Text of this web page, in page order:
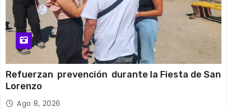
Refuerzan prevención durante la Fiesta de San
Lorenzo
Ago 8, 2026